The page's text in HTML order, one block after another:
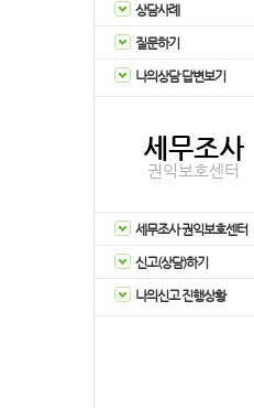
상담사례
질문하기
나의상담 답변보기
세무조사
권익보호센터
세무조사 권익보호센터
신고(상담)하기
나의신고 진행상황